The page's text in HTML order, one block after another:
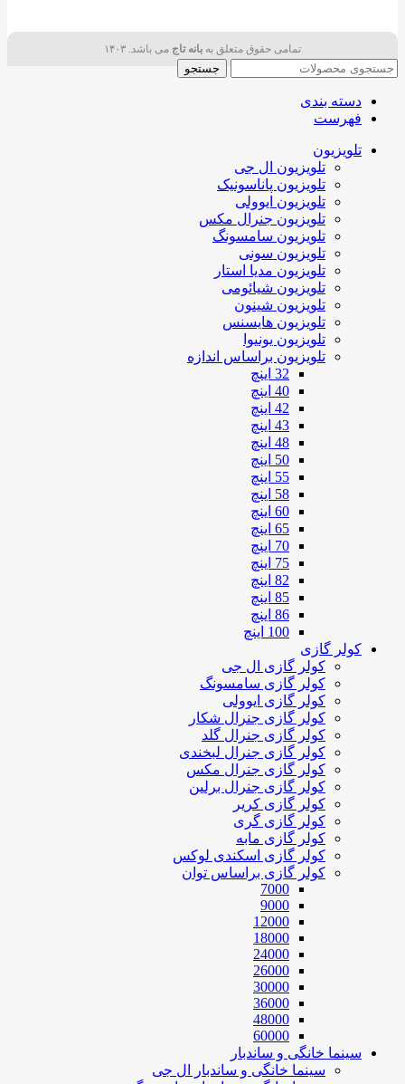
تمامی حقوق متعلق به بانه تاج می باشد. ۱۴۰۳
جستجو
دسته بندی
فهرست
تلویزیون
تلویزیون ال جی
تلویزیون پاناسونیک
تلویزیون ایوولی
تلویزیون جنرال مکس
تلویزیون سامسونگ
تلویزیون سونی
تلویزیون مدیا استار
تلویزیون شیائومی
تلویزیون شینون
تلویزیون هایسنس
تلویزیون یونیوا
تلویزیون براساس اندازه
32 اینچ
40 اینچ
42 اینچ
43 اینچ
48 اینچ
50 اینچ
55 اینچ
58 اینچ
60 اینچ
65 اینچ
70 اینچ
75 اینچ
82 اینچ
85 اینچ
86 اینچ
100 اینچ
کولر گازی
کولر گازی ال جی
کولر گازی سامسونگ
کولر گازی ایوولی
کولر گازی جنرال شکار
کولر گازی جنرال گلد
کولر گازی جنرال لبخندی
کولر گازی جنرال مکس
کولر گازی جنرال برلین
کولر گازی کریر
کولر گازی گری
کولر گازی مابه
کولر گازی اسکندی لوکس
کولر گازی براساس توان
7000
9000
12000
18000
24000
26000
30000
36000
48000
60000
سینما خانگی و ساندبار
سینما خانگی و ساندبار ال جی